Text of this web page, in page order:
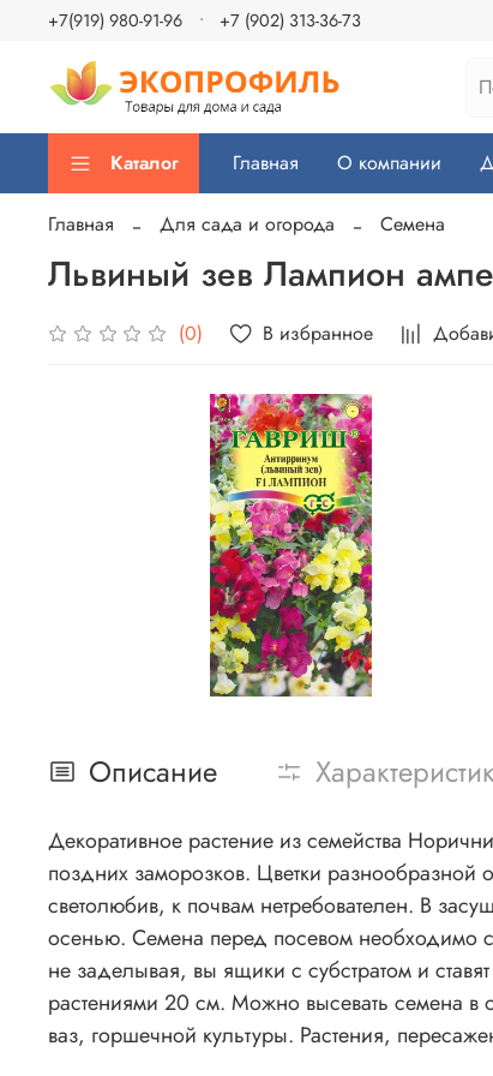
+7(919) 980-91-96 +7 (902) 313-36-73
Каталог Главная О компании
Главная Для сада и огорода Семена
Львиный зев Лампион
(0) В избранное
Описание
Декоративное растение из семейства
поздних заморозков. Цветки
светолюбив, к почвам нетребователен. В
осенью. Семена перед посевом необходимо
не заделывая, вы ящики с субстратом и
растениями 20 см. Можно высевать семена в
ваз, горшечной культуры. Растения,